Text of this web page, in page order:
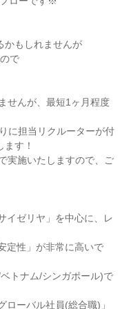
かもしれませんが
で
せんが、最短1ヶ月程度
に担当リクルーターが付
す！
実施いたしますので、ご
イゼリヤ」を中心に、レ
定性」が非常に高いで
トナム/シンガポール)で
ーバル社員(総合職)」